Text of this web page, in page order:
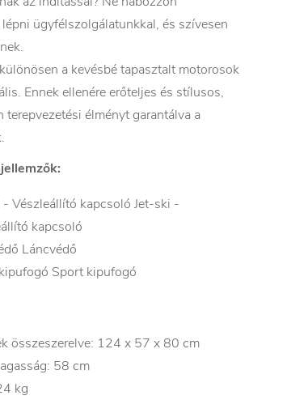
ügyfélszolgálatunkkal, és szívesen
a kevésbé tapasztalt motorosok
Ennek ellenére erőteljes és stílusos,
terepvezetési élményt garantálva a
- Vészleállító kapcsoló Jet-ski -
kapcsoló
Láncvédő
Sport kipufogó
összeszerelve: 124 x 57 x 80 cm
58 cm
kg